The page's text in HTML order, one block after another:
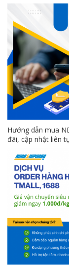
Hướng dẫn mua
đãi, cập nhật liên